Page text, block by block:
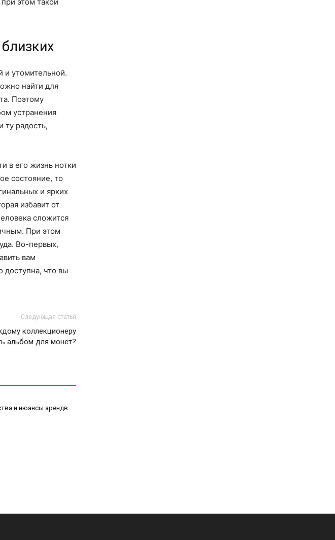
и утомительной.
найти для
Поэтому
устранения
ту радость,
в его жизнь нотки
состояние, то
и ярких
избавит от
сложится
При этом
Во-первых,
вам
доступна, что вы
Следующая статья
коллекционеру
альбом для монет?
и нюансы арендв